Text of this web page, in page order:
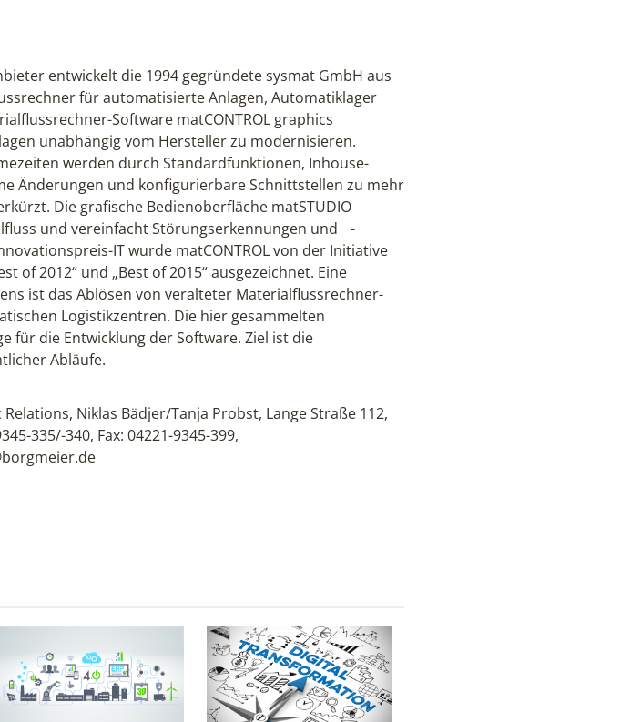
entwickelt die 1994 gegründete sysmat GmbH aus
für automatisierte Anlagen, Automatiklager
Software matCONTROL graphics
unabhängig vom Hersteller zu modernisieren.
werden durch Standardfunktionen, Inhouse-
Änderungen und konfigurierbare Schnittstellen zu mehr
Die grafische Bedienoberfläche matSTUDIO
und vereinfacht Störungserkennungen und -
IT wurde matCONTROL von der Initiative
of 2012“ und „Best of 2015“ ausgezeichnet. Eine
ist das Ablösen von veralteter Materialflussrechner-
Logistikzentren. Die hier gesammelten
für die Entwicklung der Software. Ziel ist die
Abläufe.
Niklas Bädjer/Tanja Probst, Lange Straße 112,
335/-340, Fax: 04221-9345-399,